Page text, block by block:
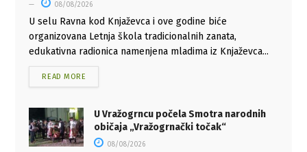
08/08/2026
U selu Ravna kod Knjaževca i ove godine biće
organizovana Letnja škola tradicionalnih zanata,
edukativna radionica namenjena mladima iz Knjaževca...
READ MORE
U Vražogrncu počela Smotra narodnih
običaja „Vražogrnački točak“
08/08/2026